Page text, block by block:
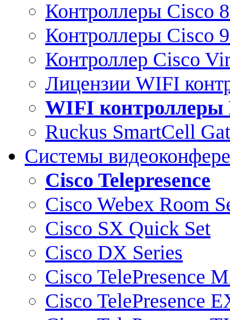
Контроллеры Cisco
Контроллеры Cisco
Контроллер Cisco
Лицензии WIFI
WIFI контроллеры
Ruckus SmartCell
Системы
Cisco Telepresence
Cisco Webex Room
Cisco SX Quick Set
Cisco DX Series
Cisco TelePresence
Cisco TelePresence